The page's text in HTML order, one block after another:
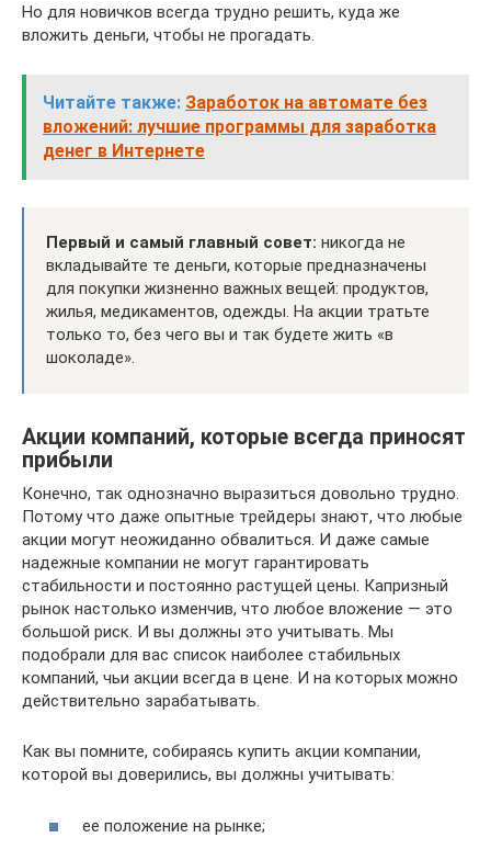
Но для новичков всегда трудно решить, куда же
вложить деньги, чтобы не прогадать.
Читайте также: Заработок на автомате без
вложений: лучшие программы для заработка
денег в Интернете
Первый и самый главный совет: никогда не
вкладывайте те деньги, которые предназначены
для покупки жизненно важных вещей: продуктов,
жилья, медикаментов, одежды. На акции тратьте
только то, без чего вы и так будете жить «в
шоколаде».
Акции компаний, которые всегда приносят
прибыли
Конечно, так однозначно выразиться довольно трудно.
Потому что даже опытные трейдеры знают, что любые
акции могут неожиданно обвалиться. И даже самые
надежные компании не могут гарантировать
стабильности и постоянно растущей цены. Капризный
рынок настолько изменчив, что любое вложение — это
большой риск. И вы должны это учитывать. Мы
подобрали для вас список наиболее стабильных
компаний, чьи акции всегда в цене. И на которых можно
действительно зарабатывать.
Как вы помните, собираясь купить акции компании,
которой вы доверились, вы должны учитывать:
ее положение на рынке;